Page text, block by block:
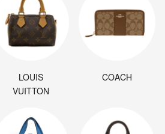
LOUIS
VUITTON
COACH